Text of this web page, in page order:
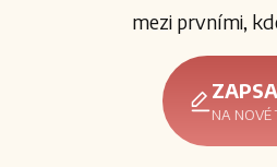
mezi prvními,
NA NOVÉ